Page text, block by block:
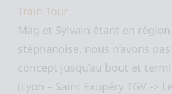
Train Tour
Mag et Sylvain étant en région
stéphanoise, nous n’avons
concept jusqu’au bout et
(Lyon – Saint Exupéry TGV ->